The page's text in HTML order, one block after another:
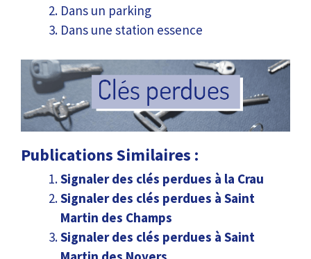
Dans un parking
Dans une station essence
Publications Similaires :
Signaler des clés perdues à la Crau
Signaler des clés perdues à Saint
Martin des Champs
Signaler des clés perdues à Saint